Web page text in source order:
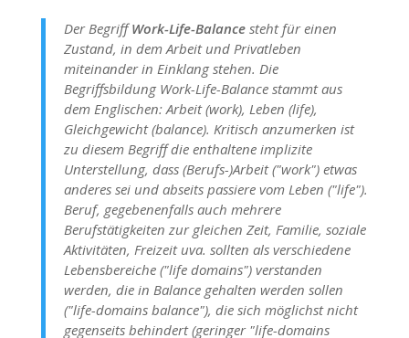
Der BegriffWork-Life-Balancesteht für einen
Zustand, in dem Arbeit und Privatleben
miteinander in Einklang stehen. Die
Begriffsbildung Work-Life-Balance stammt aus
dem Englischen: Arbeit (work), Leben (life),
Gleichgewicht (balance). Kritisch anzumerken ist
zu diesem Begriff die enthaltene implizite
Unterstellung, dass (Berufs-)Arbeit ("work") etwas
anderes sei und abseits passiere vom Leben ("life").
Beruf, gegebenenfalls auch mehrere
Berufstätigkeiten zur gleichen Zeit, Familie, soziale
Aktivitäten, Freizeit uva. sollten als verschiedene
Lebensbereiche ("life domains") verstanden
werden, die in Balance gehalten werden sollen
("life-domains balance"), die sich möglichst nicht
gegenseits behindert (geringer "life-domains